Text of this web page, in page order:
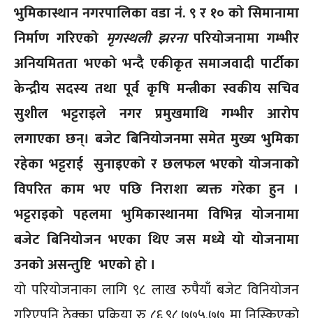
भुमिकास्थान नगरपालिका वडा नं. ९ र १० को सिमानामा
निर्माण गरिएको मृगस्थली झरना परियोजनामा गम्भीर
अनियमितता भएको भन्दै एकीकृत समाजवादी पार्टीका
केन्द्रीय सदस्य तथा पूर्व कृषि मन्त्रीका स्वकीय सचिव
सुशील भट्टराइले नगर प्रमुखमाथि गम्भीर आरोप
लगाएका छन्। बजेट बिनियोजनमा समेत मुख्य भुमिका
रहेका भट्टराई सुनाइएको र छलफल भएको योजनाको
विपरित काम भए पछि निराशा ब्यक्त गरेका हुन ।
भट्टराइको पहलमा भुमिकास्थानमा विभिन्न योजनामा
बजेट बिनियोजन भएका थिए जस मध्ये यो योजनामा
उनको असन्तुष्टि भएको हो ।
यो परियोजनाका लागि ९८ लाख रुपैयाँ बजेट विनियोजन